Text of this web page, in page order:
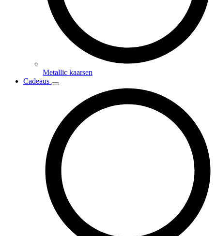
Metallic kaarsen
Cadeaus